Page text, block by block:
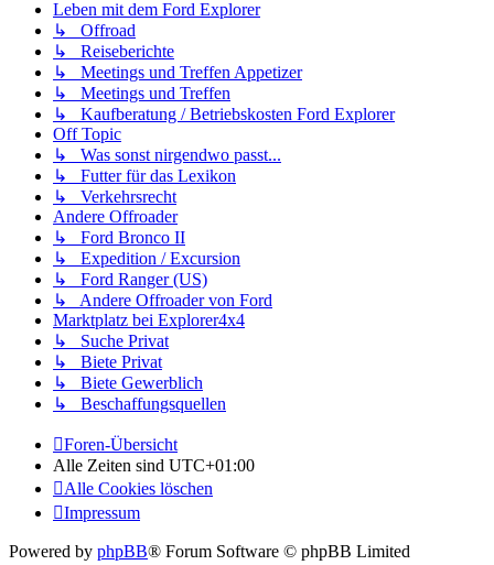
Leben mit dem Ford Explorer
↳ Offroad
↳ Reiseberichte
↳ Meetings und Treffen Appetizer
↳ Meetings und Treffen
↳ Kaufberatung / Betriebskosten Ford Explorer
Off Topic
↳ Was sonst nirgendwo passt...
↳ Futter für das Lexikon
↳ Verkehrsrecht
Andere Offroader
↳ Ford Bronco II
↳ Expedition / Excursion
↳ Ford Ranger (US)
↳ Andere Offroader von Ford
Marktplatz bei Explorer4x4
↳ Suche Privat
↳ Biete Privat
↳ Biete Gewerblich
↳ Beschaffungsquellen
Foren-Übersicht
Alle Zeiten sind UTC+01:00
Alle Cookies löschen
Impressum
Powered by phpBB® Forum Software © phpBB Limited